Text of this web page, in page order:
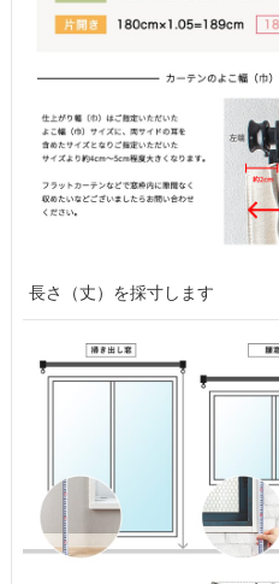
長さ（丈）を採寸します